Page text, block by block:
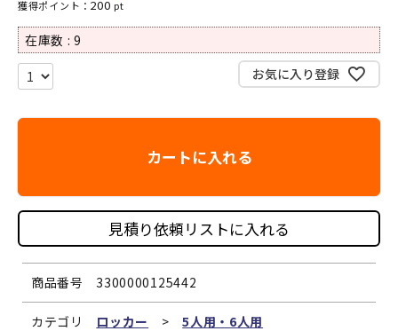
200
在庫数
9
お気に入り登録
カートに入れる
見積り依頼リストに入れる
商品番号 3300000125442
カテゴリ ロッカー >5人用・6人用